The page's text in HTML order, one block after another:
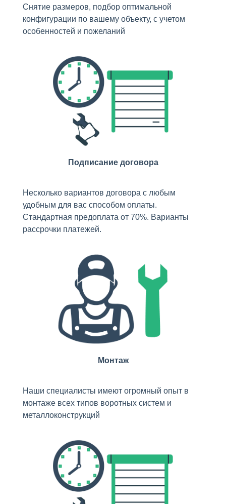
Снятие размеров, подбор оптимальной
конфигурации по вашему объекту, с учетом
особенностей и пожеланий
Подписание договора
Несколько вариантов договора с любым
удобным для вас способом оплаты.
Стандартная предоплата от 70%. Варианты
рассрочки платежей.
Монтаж
Наши специалисты имеют огромный опыт в
монтаже всех типов воротных систем и
металлоконструкций